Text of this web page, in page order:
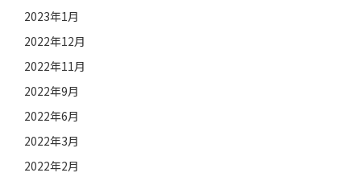
2023年1月
2022年12月
2022年11月
2022年9月
2022年6月
2022年3月
2022年2月